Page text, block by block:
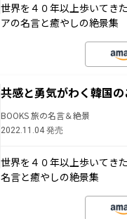
世界を４０年以上歩いてき
アの名言と癒やしの絶景集
共感と勇気がわく韓国
BOOKS 旅の名言＆絶景
2022.11.04 発売
世界を４０年以上歩いてき
名言と癒やしの絶景集